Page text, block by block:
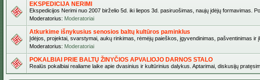
EKSPEDICIJA NERIMI
Ekspedicijos Nerimi nuo 2007 birželio 5d. iki liepos 3d. pasiruošimas, naujų įdėjų formavimas.
Moderatorius: Moderatoriai
Atkurkime išnykusius senosios baltų kultūros paminklus
Įdėjos, projektai, svarstymai, aukų rinkimas, rėmėjų paieškos, įgyvendinimas, pašventinimas ir
Moderatorius: Moderatoriai
POKALBIAI PRIE BALTŲ ŽINYČIOS APVALIOJO DARNOS STALO
Realūs pokalbiai realiame laike apie dvasinius ir kultūrinius dalykus. Aptarimai, diskusijų